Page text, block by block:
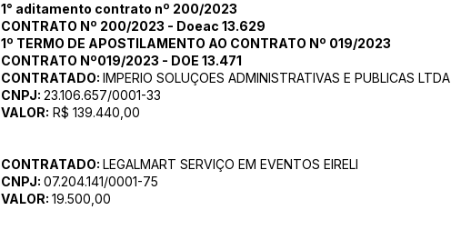
1° aditamento contrato nº 200/2023
CONTRATO Nº 200/2023 - Doeac 13.629
1º TERMO DE APOSTILAMENTO AO CONTRATO Nº 019/2023
CONTRATO Nº019/2023 - DOE 13.471
CONTRATADO: IMPERIO SOLUÇOES ADMINISTRATIVAS E PUBLICAS LTDA
CNPJ: 23.106.657/0001-33
VALOR: R$ 139.440,00
CONTRATADO: LEGALMART SERVIÇO EM EVENTOS EIRELI
CNPJ: 07.204.141/0001-75
VALOR: 19.500,00